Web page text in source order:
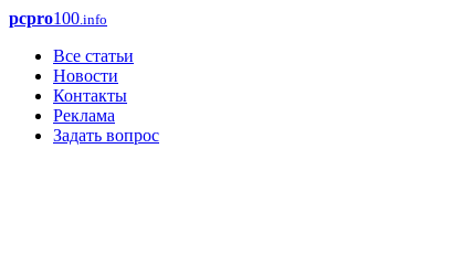
pcpro100.info
Все статьи
Новости
Контакты
Реклама
Задать вопрос